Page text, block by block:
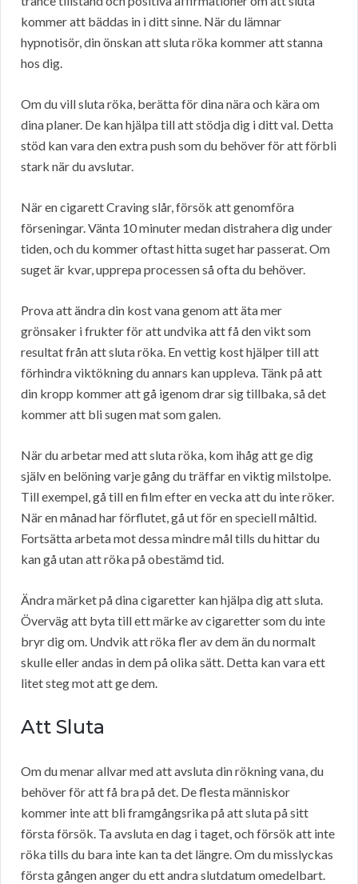
kommer att bäddas in i ditt sinne. När du lämnar
hypnotisör, din önskan att sluta röka kommer att stanna
hos dig.
Om du vill sluta röka, berätta för dina nära och kära om
dina planer. De kan hjälpa till att stödja dig i ditt val. Detta
stöd kan vara den extra push som du behöver för att förbli
stark när du avslutar.
När en cigarett Craving slår, försök att genomföra
förseningar. Vänta 10 minuter medan distrahera dig under
tiden, och du kommer oftast hitta suget har passerat. Om
suget är kvar, upprepa processen så ofta du behöver.
Prova att ändra din kost vana genom att äta mer
grönsaker i frukter för att undvika att få den vikt som
resultat från att sluta röka. En vettig kost hjälper till att
förhindra viktökning du annars kan uppleva. Tänk på att
din kropp kommer att gå igenom drar sig tillbaka, så det
kommer att bli sugen mat som galen.
När du arbetar med att sluta röka, kom ihåg att ge dig
själv en belöning varje gång du träffar en viktig milstolpe.
Till exempel, gå till en film efter en vecka att du inte röker.
När en månad har förflutet, gå ut för en speciell måltid.
Fortsätta arbeta mot dessa mindre mål tills du hittar du
kan gå utan att röka på obestämd tid.
Ändra märket på dina cigaretter kan hjälpa dig att sluta.
Överväg att byta till ett märke av cigaretter som du inte
bryr dig om. Undvik att röka fler av dem än du normalt
skulle eller andas in dem på olika sätt. Detta kan vara ett
litet steg mot att ge dem.
Att Sluta
Om du menar allvar med att avsluta din rökning vana, du
behöver för att få bra på det. De flesta människor
kommer inte att bli framgångsrika på att sluta på sitt
första försök. Ta avsluta en dag i taget, och försök att inte
röka tills du bara inte kan ta det längre. Om du misslyckas
första gången anger du ett andra slutdatum omedelbart.